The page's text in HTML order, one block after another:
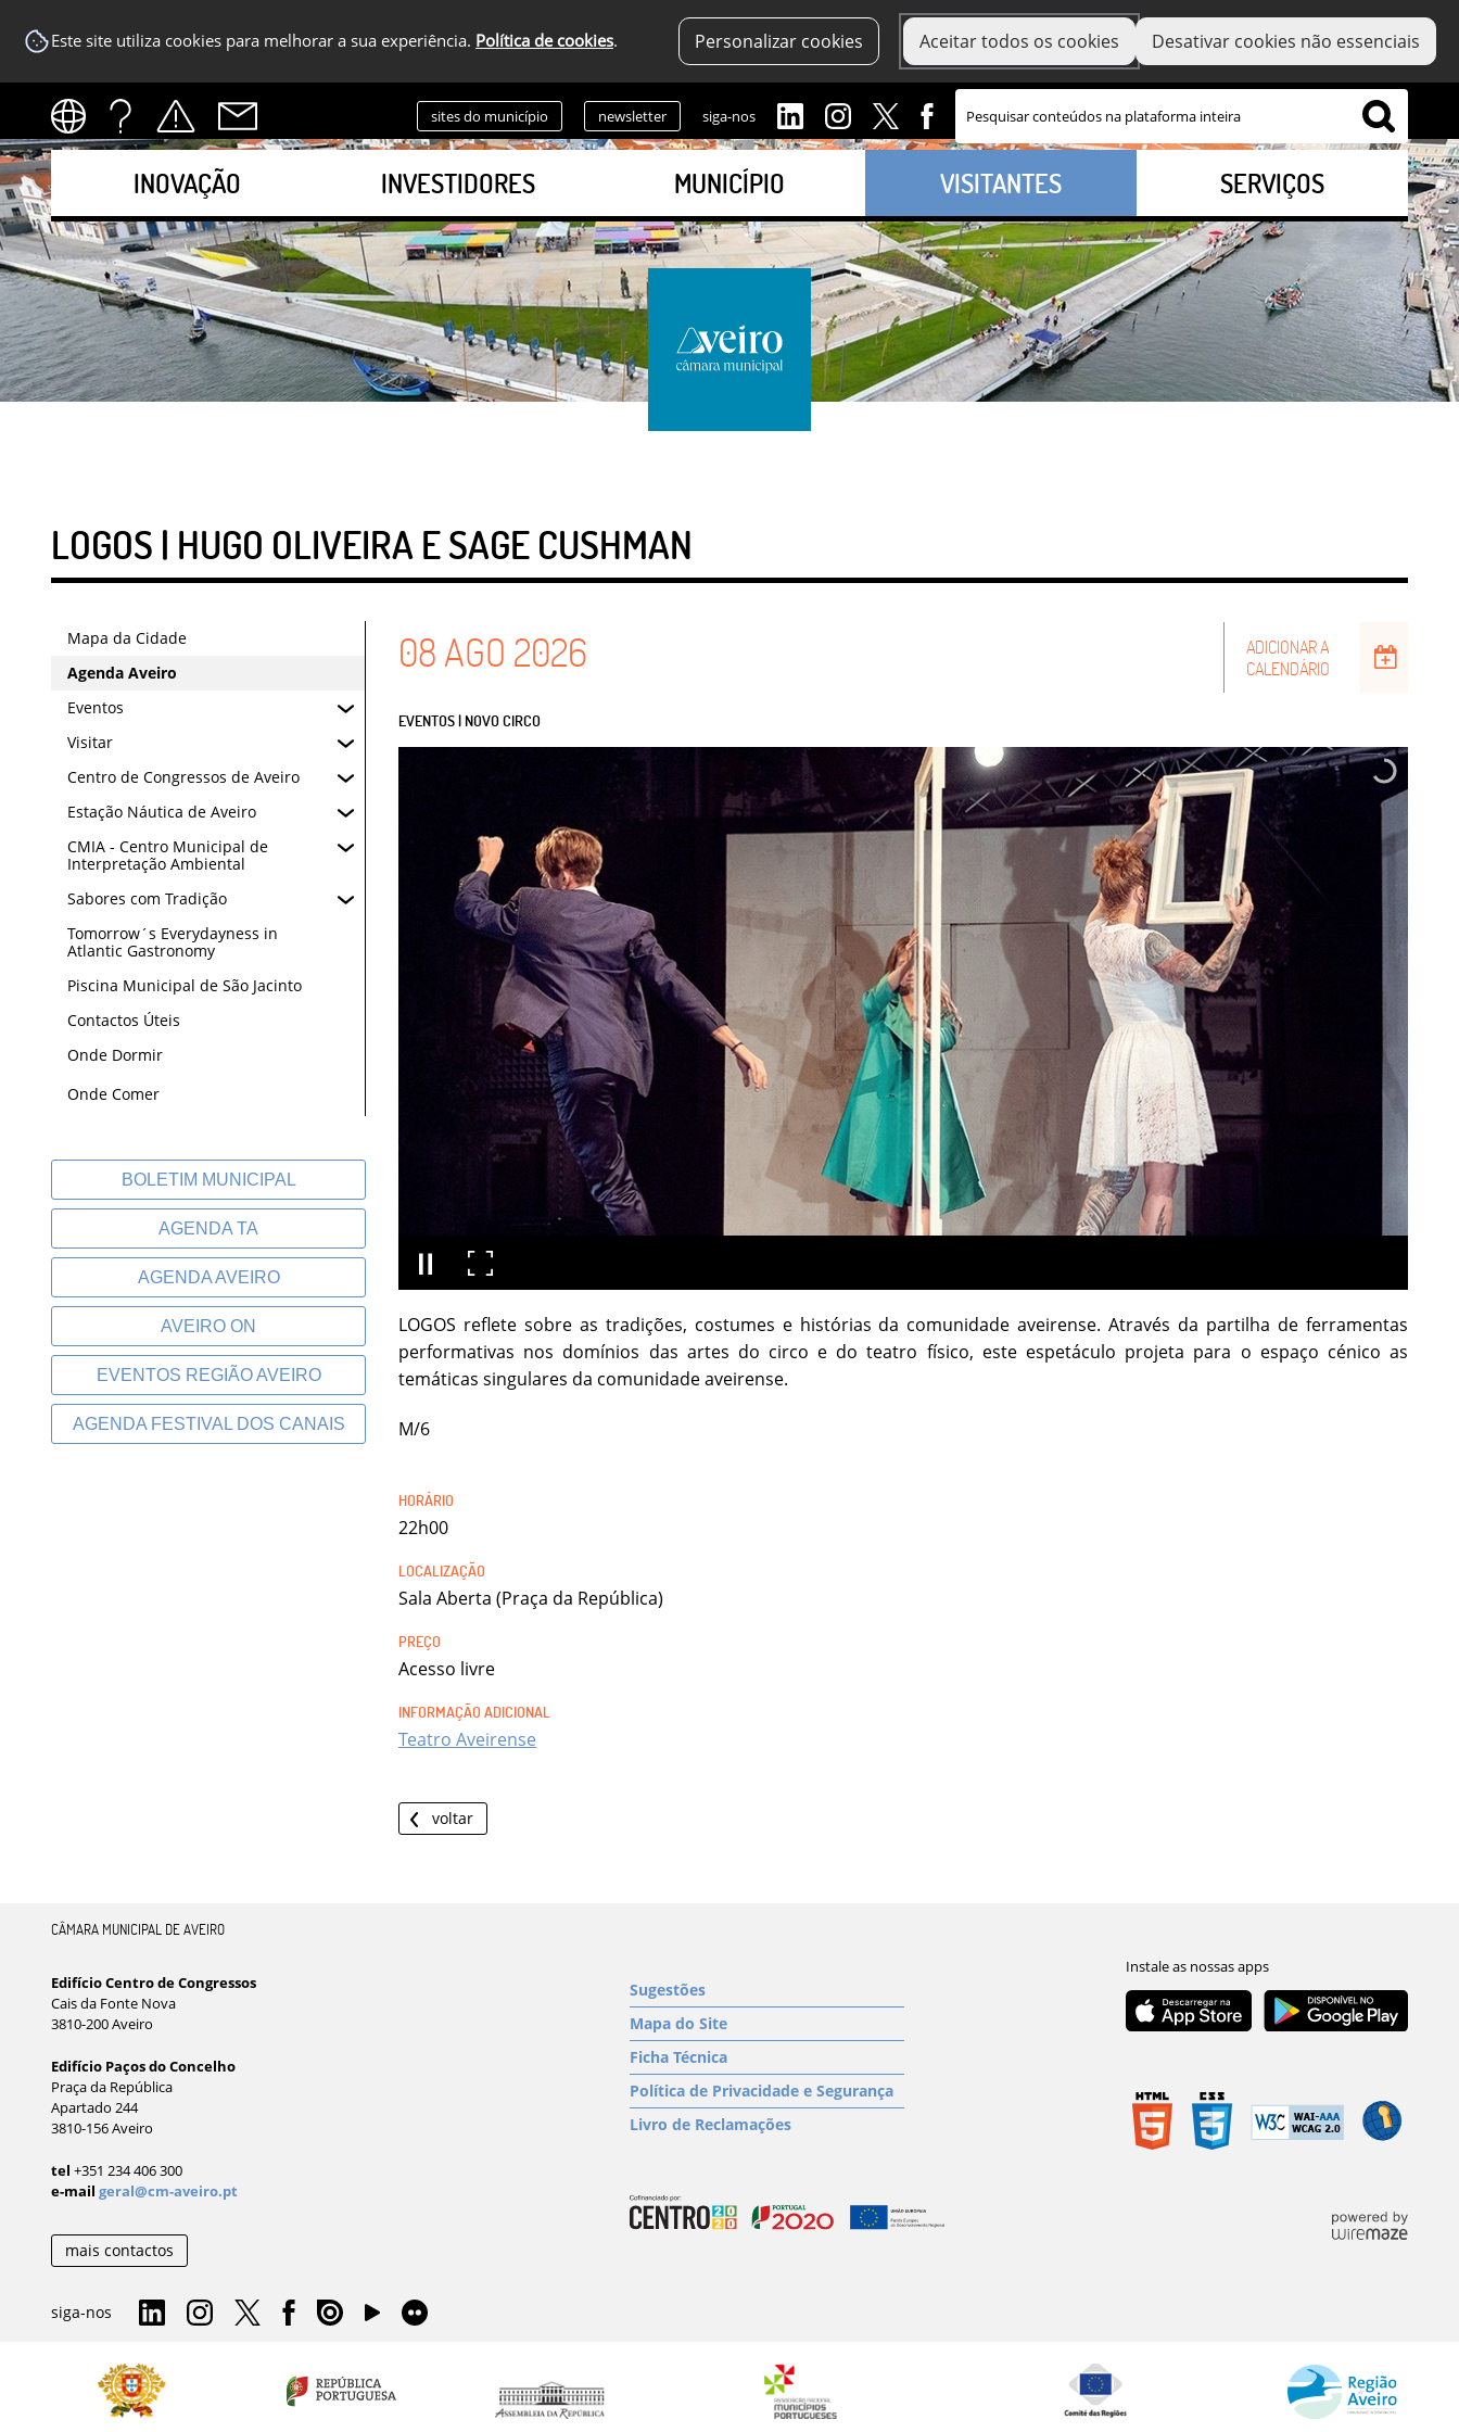
Este site utiliza cookies para melhorar a sua experiência. Política de cookies. Personalizar cookies Aceitar todos os cookies Desativar cookies não essenciais
sites do município newsletter siga-nos
INOVAÇÃO INVESTIDORES MUNICÍPIO VISITANTES SERVIÇOS
LOGOS | HUGO OLIVEIRA E SAGE CUSHMAN
Mapa da Cidade
Agenda Aveiro
Eventos
Visitar
Centro de Congressos de Aveiro
Estação Náutica de Aveiro
CMIA - Centro Municipal de
Interpretação Ambiental
Sabores com Tradição
Tomorrow´s Everydayness in
Atlantic Gastronomy
Piscina Municipal de São Jacinto
Contactos Úteis
Onde Dormir
Onde Comer
BOLETIM MUNICIPAL
AGENDA TA
AGENDA AVEIRO
AVEIRO ON
EVENTOS REGIÃO AVEIRO
AGENDA FESTIVAL DOS CANAIS
08 AGO 2026
ADICIONAR A
CALENDÁRIO
EVENTOS | NOVO CIRCO
LOGOS reflete sobre as tradições, costumes e histórias da comunidade aveirense. Através da partilha de ferramentas
performativas nos domínios das artes do circo e do teatro físico, este espetáculo projeta para o espaço cénico as
temáticas singulares da comunidade aveirense.
M/6
22h00
Sala Aberta (Praça da República)
Acesso livre
Teatro Aveirense
voltar
CÂMARA MUNICIPAL DE AVEIRO
Edifício Centro de Congressos
Cais da Fonte Nova
3810-200 Aveiro
Edifício Paços do Concelho
Praça da República
Apartado 244
3810-156 Aveiro
tel +351 234 406 300
e-mail geral@cm-aveiro.pt
mais contactos
siga-nos
Sugestões
Mapa do Site
Ficha Técnica
Política de Privacidade e Segurança
Livro de Reclamações